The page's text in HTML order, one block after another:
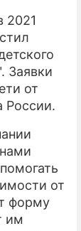
2021
Заявки
от
России.
от
форму
им